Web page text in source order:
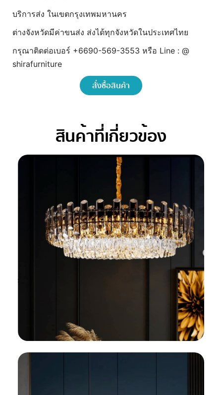
บริการส่ง ในเขตกรุงเทพมหานคร
ต่างจังหวัดมีค่าขนส่ง ส่งได้ทุกจังหวัดในประเทศไทย
กรุณาติดต่อเบอร์ +6690-569-3553 หรือ Line : @
shirafurniture
สั่งซื้อสินค้า
สินค้าที่เกี่ยวข้อง